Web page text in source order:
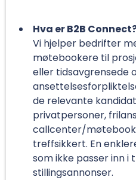
Hva er B2B
Vi hjelper bedrifter
møtebookere til
eller tidsavgrensede
de relevante
privatpersoner,
callcenter/
treffsikkert. En
som ikke passer inn i
stillingsannonser.